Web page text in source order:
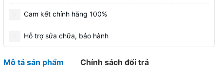
Cam kết chính hãng 100%
Hỗ trợ sửa chữa, bảo hành
Mô tả sản phẩm Chính sách đổi trả